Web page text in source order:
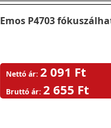
Emos P4703
Nettó ár: 2 091 Ft
Bruttó ár: 2 655 Ft